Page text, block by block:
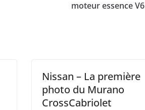
moteur essence V6
Nissan – La première
photo du Murano
CrossCabriolet